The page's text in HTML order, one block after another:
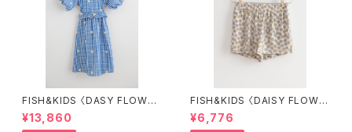
FISH&KIDS 〈DASY FLOWER
S DRESS〉
¥13,860
FISH&KIDS 〈DAISY FLOWE
R SHORT〉
¥6,776